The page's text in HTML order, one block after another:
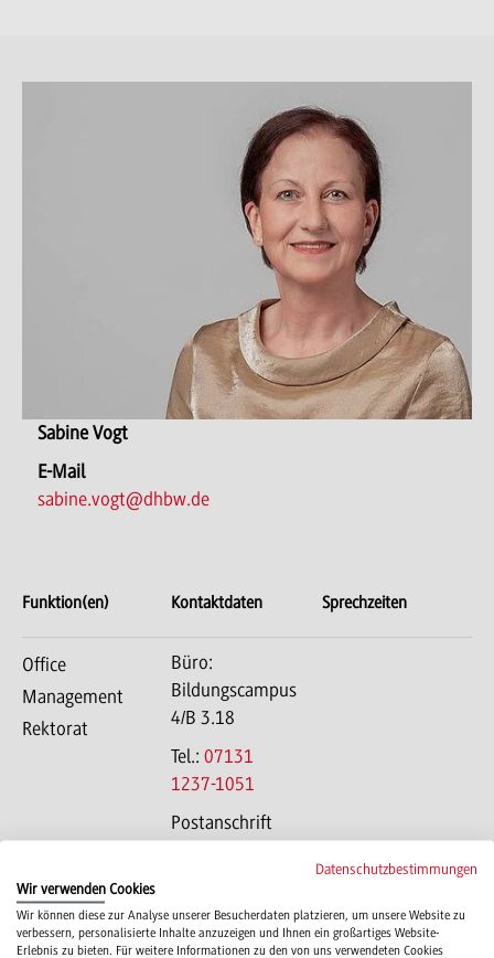
Sabine Vogt
E-Mail
sabine.vogt@dhbw.de
Funktion(en) Kontaktdaten Sprechzeiten
Office
Management
Rektorat
Büro:
Bildungscampus
4/B 3.18
Tel.: 07131
1237-1051
Postanschrift
74076
Heilbronn
Datenschutzbestimmungen
Wir verwenden Cookies
Wir können diese zur Analyse unserer Besucherdaten platzieren, um unsere Website zu
verbessern, personalisierte Inhalte anzuzeigen und Ihnen ein großartiges Website-
Erlebnis zu bieten. Für weitere Informationen zu den von uns verwendeten Cookies